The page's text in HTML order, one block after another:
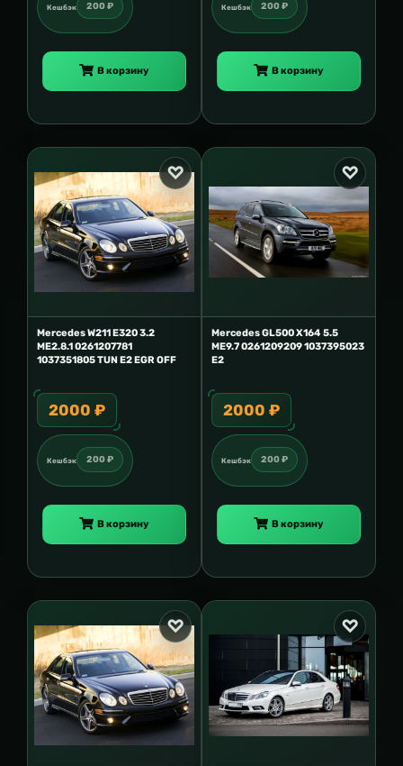
Кешбэк 200 ₽
В корзину
Кешбэк 200 ₽
В корзину
Mercedes W211 E320 3.2
ME2.8.1 0261207781
1037351805 TUN E2 EGR OFF
2000 ₽
Кешбэк 200 ₽
В корзину
Mercedes GL500 X164 5.5
ME9.7 0261209209 1037395023
E2
2000 ₽
Кешбэк 200 ₽
В корзину